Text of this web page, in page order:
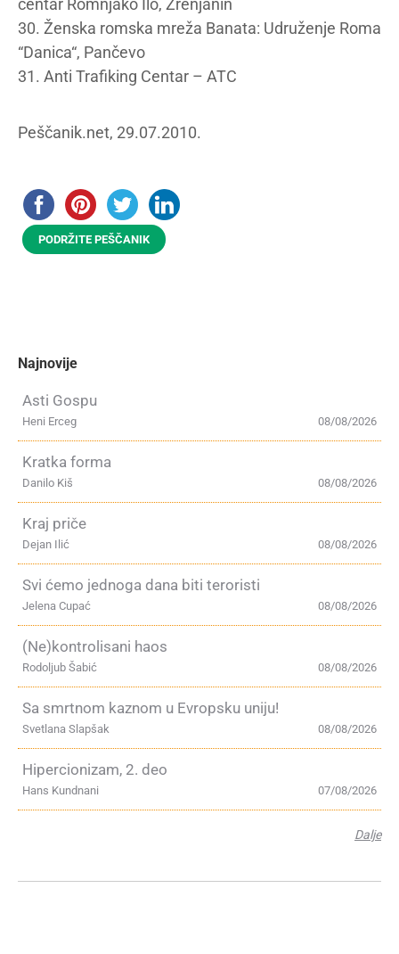
centar Romnjako Ilo, Zrenjanin
30. Ženska romska mreža Banata: Udruženje Roma
“Danica“, Pančevo
31. Anti Trafiking Centar – ATC
Peščanik.net, 29.07.2010.
PODRŽITE PEŠČANIK
Najnovije
Asti Gospu
08/08/2026
Heni Erceg
Kratka forma
08/08/2026
Danilo Kiš
Kraj priče
08/08/2026
Dejan Ilić
Svi ćemo jednoga dana biti teroristi
08/08/2026
Jelena Cupać
(Ne)kontrolisani haos
08/08/2026
Rodoljub Šabić
Sa smrtnom kaznom u Evropsku uniju!
08/08/2026
Svetlana Slapšak
Hipercionizam, 2. deo
07/08/2026
Hans Kundnani
Dalje